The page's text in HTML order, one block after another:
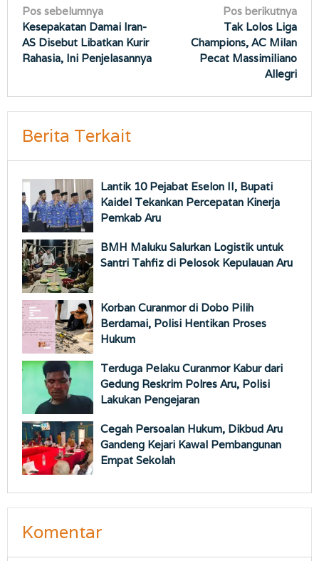
Navigasi
pos
Pos sebelumnya
Kesepakatan Damai Iran-
AS Disebut Libatkan Kurir
Rahasia, Ini Penjelasannya
Pos berikutnya
Tak Lolos Liga
Champions, AC Milan
Pecat Massimiliano
Allegri
Berita Terkait
Lantik 10 Pejabat Eselon II, Bupati
Kaidel Tekankan Percepatan Kinerja
Pemkab Aru
BMH Maluku Salurkan Logistik untuk
Santri Tahfiz di Pelosok Kepulauan Aru
Korban Curanmor di Dobo Pilih
Berdamai, Polisi Hentikan Proses
Hukum
Terduga Pelaku Curanmor Kabur dari
Gedung Reskrim Polres Aru, Polisi
Lakukan Pengejaran
Cegah Persoalan Hukum, Dikbud Aru
Gandeng Kejari Kawal Pembangunan
Empat Sekolah
Komentar